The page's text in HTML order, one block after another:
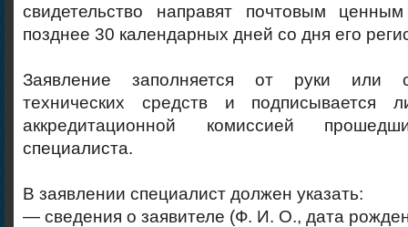
свидетельство направят почтовым
позднее 30 календарных дней со дня его
Заявление заполняется от руки или с
технических средств и подписывается
аккредитационной комиссией
специалиста.
В заявлении специалист должен указать:
— сведения о заявителе (Ф. И. О., дата